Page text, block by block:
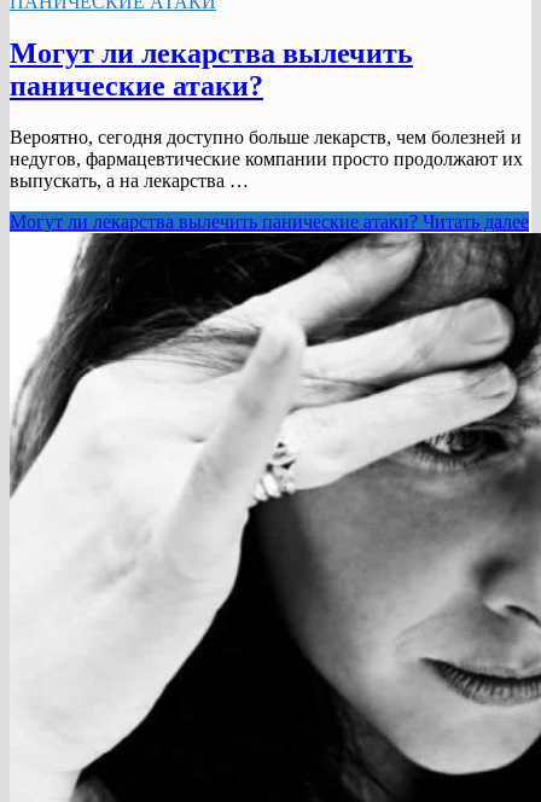
Могут ли лекарства вылечить
панические атаки?
Вероятно, сегодня доступно больше лекарств, чем болезней и
недугов, фармацевтические компании просто продолжают их
выпускать, а на лекарства …
Могут ли лекарства вылечить панические атаки? Читать далее